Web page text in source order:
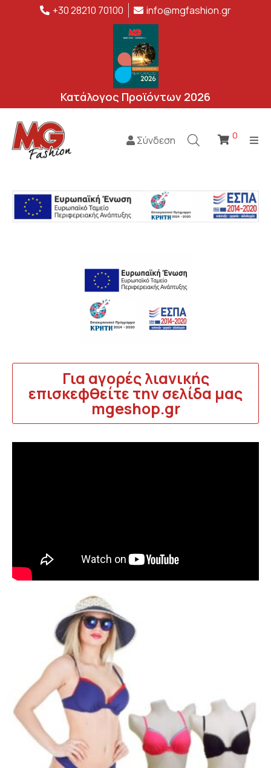
+30 28210 70100 info@mgfashion.gr
Κατάλογος Προϊόντων 2026
Σύνδεση 0
Για αγορές λιανικής
επισκεφθείτε την σελίδα μας
mgeshop.gr